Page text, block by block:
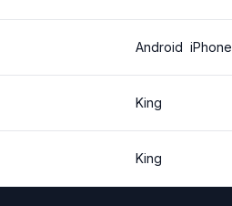
Android
King
King